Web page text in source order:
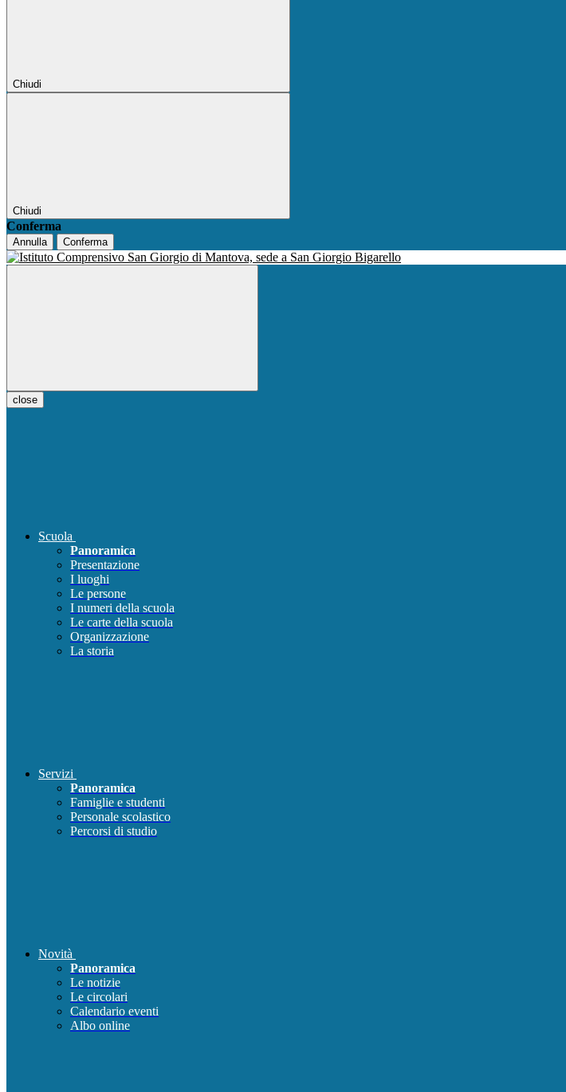
Chiudi
Chiudi
Conferma
Annulla Conferma
close
Scuola
Panoramica
Presentazione
I luoghi
Le persone
I numeri della scuola
Le carte della scuola
Organizzazione
La storia
Servizi
Panoramica
Famiglie e studenti
Personale scolastico
Percorsi di studio
Novità
Panoramica
Le notizie
Le circolari
Calendario eventi
Albo online